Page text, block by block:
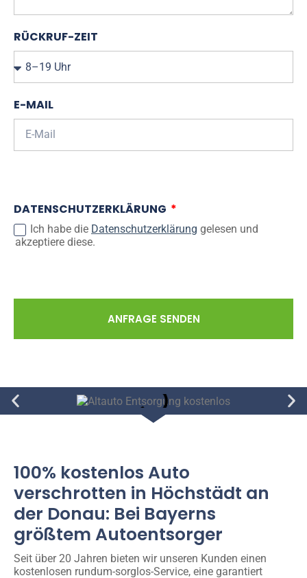
RÜCKRUF-ZEIT
E-MAIL
DATENSCHUTZERKLÄRUNG
Ich habe die Datenschutzerklärung gelesen und
akzeptiere diese.
ANFRAGE SENDEN
100% kostenlos Auto
verschrotten in Höchstädt an
der Donau: Bei Bayerns
größtem Autoentsorger
Seit über 20 Jahren bieten wir unseren Kunden einen
kostenlosen rundum-sorglos-Service, eine garantiert